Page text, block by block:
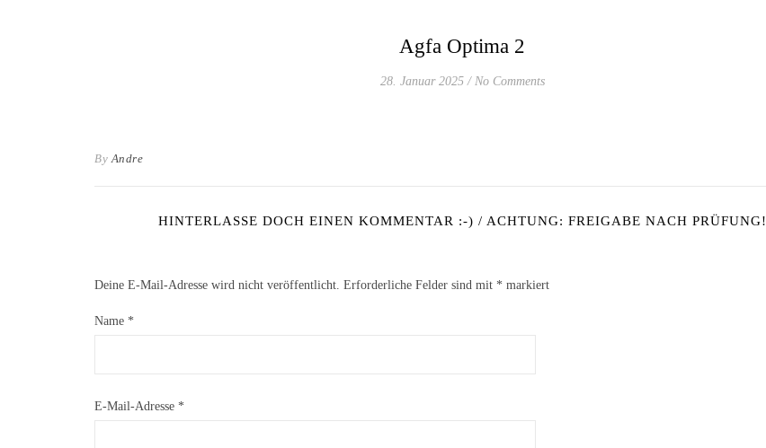
Agfa Optima 2
28. Januar 2025 / No Comments
ByAndre
HINTERLASSE DOCH EINEN KOMMENTAR :-) / ACHTUNG: FREIGABE NACH PRÜFUNG!
Deine E-Mail-Adresse wird nicht veröffentlicht. Erforderliche Felder sind mit * markiert
Name *
E-Mail-Adresse *